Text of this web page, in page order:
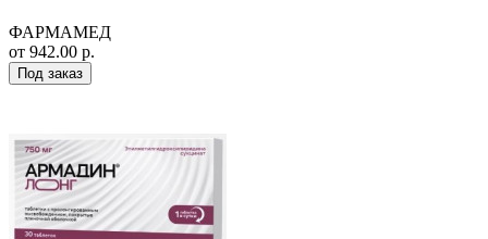
ФАРМАМЕД
от 942.00 р.
Под заказ